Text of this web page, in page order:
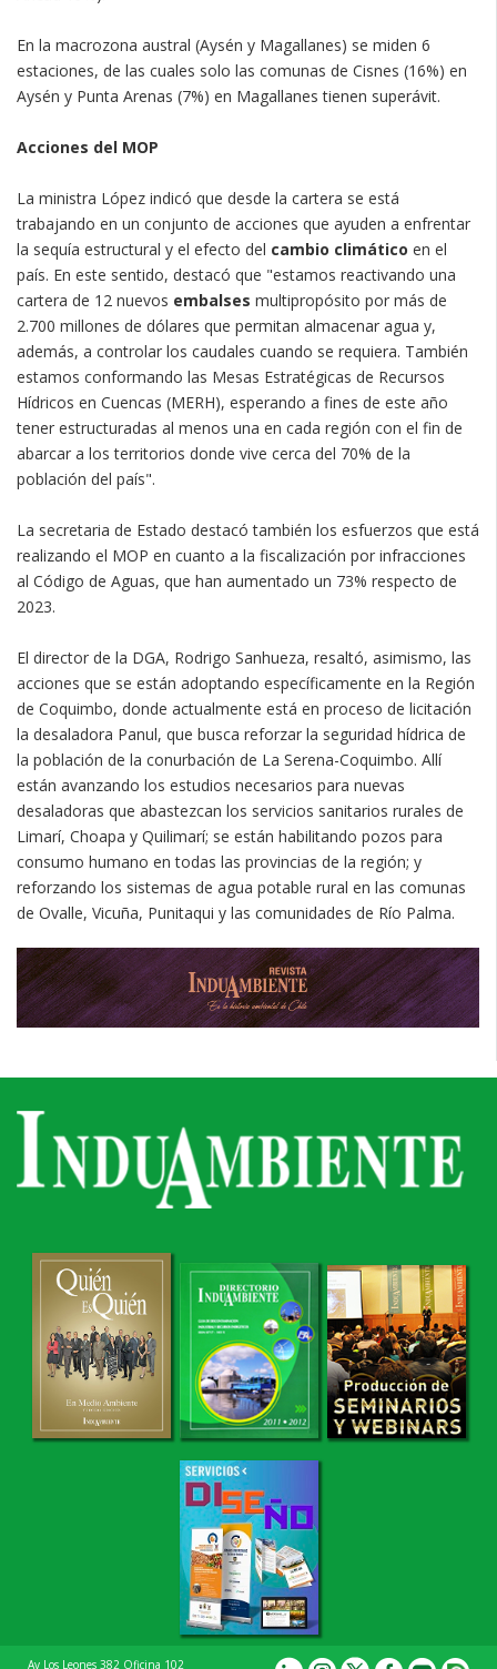
En la macrozona austral (Aysén y Magallanes) se miden 6
estaciones, de las cuales solo las comunas de Cisnes (16%) en
Aysén y Punta Arenas (7%) en Magallanes tienen superávit.
Acciones del MOP
La ministra López indicó que desde la cartera se está
trabajando en un conjunto de acciones que ayuden a enfrentar
la sequía estructural y el efecto del cambio climático en el
país. En este sentido, destacó que "estamos reactivando una
cartera de 12 nuevos embalses multipropósito por más de
2.700 millones de dólares que permitan almacenar agua y,
además, a controlar los caudales cuando se requiera. También
estamos conformando las Mesas Estratégicas de Recursos
Hídricos en Cuencas (MERH), esperando a fines de este año
tener estructuradas al menos una en cada región con el fin de
abarcar a los territorios donde vive cerca del 70% de la
población del país".
La secretaria de Estado destacó también los esfuerzos que está
realizando el MOP en cuanto a la fiscalización por infracciones
al Código de Aguas, que han aumentado un 73% respecto de
2023.
El director de la DGA, Rodrigo Sanhueza, resaltó, asimismo, las
acciones que se están adoptando específicamente en la Región
de Coquimbo, donde actualmente está en proceso de licitación
la desaladora Panul, que busca reforzar la seguridad hídrica de
la población de la conurbación de La Serena-Coquimbo. Allí
están avanzando los estudios necesarios para nuevas
desaladoras que abastezcan los servicios sanitarios rurales de
Limarí, Choapa y Quilimarí; se están habilitando pozos para
consumo humano en todas las provincias de la región; y
reforzando los sistemas de agua potable rural en las comunas
de Ovalle, Vicuña, Punitaqui y las comunidades de Río Palma.
Av Los Leones 382 Oficina 102